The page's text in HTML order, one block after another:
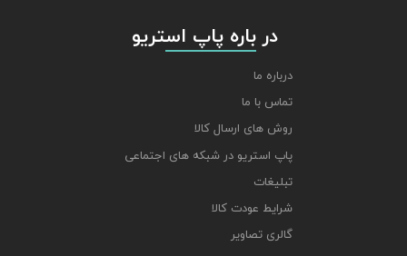
​​​​​​​ در باره پاپ استریو
درباره ما
تماس با ما
روش های ارسال کالا
پاپ استریو در شبکه های اجتماعی
تبلیغات
شرایط عودت کالا
گالری تصاویر